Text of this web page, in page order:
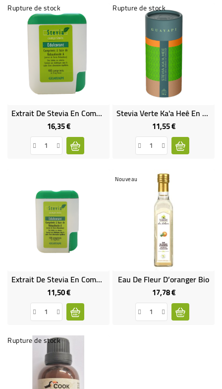
Rupture de stock
Extrait De Stevia En Comprimés (x400)
16,35 €Prix
Rupture de stock
Stevia Verte Ka'a Heê En Poudre
11,55 €Prix
Extrait De Stevia En Comprimés (x150)
11,50 €Prix
Nouveau
Eau De Fleur D’oranger Bio
17,78 €Prix
Rupture de stock